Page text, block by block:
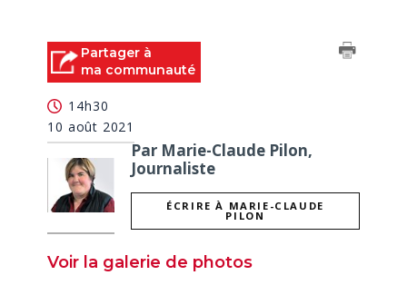
Partager à
ma communauté
14h30
10 août 2021
Par Marie-Claude Pilon,
Journaliste
ÉCRIRE À MARIE-CLAUDE
PILON
Voir la galerie de photos